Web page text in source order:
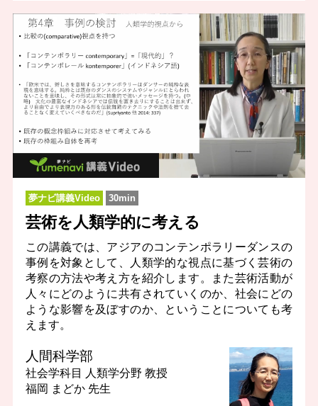
夢ナビ講義Video 30min
芸術を人類学的に考える
この講義では、アジアのコンテンポラリーダンスの
事例を対象として、人類学的な視点に基づく芸術の
考察の方法や考え方を紹介します。また芸術活動が
人々にどのように共有されていくのか、社会にどの
ような影響を及ぼすのか、ということについても考
えます。
人間科学部
社会学科目 人類学分野 教授
福岡 まどか 先生